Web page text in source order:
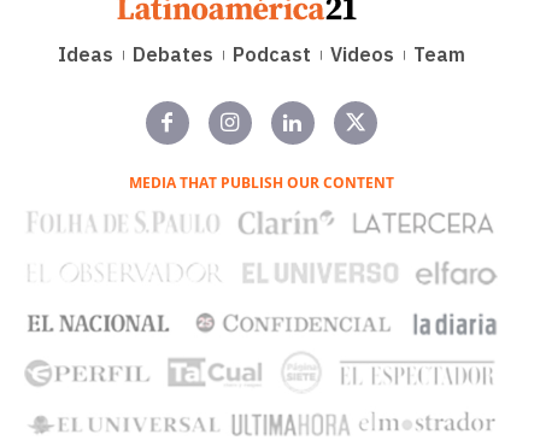
Ideas Debates Podcast Videos Team
MEDIA THAT PUBLISH OUR CONTENT